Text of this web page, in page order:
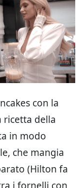
con la
ricetta della
in modo
che mangia
(Hilton fa
i fornelli con